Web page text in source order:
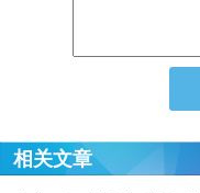
相关文章